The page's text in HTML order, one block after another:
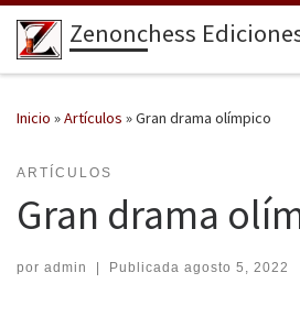
Saltar al contenido
Zenonchess
Inicio »Artículos »Gran drama olímpico
ARTÍCULOS
Gran drama
por admin | Publicada agosto 5, 2022